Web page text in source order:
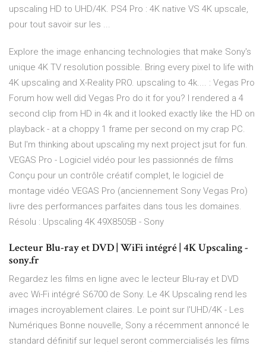
upscaling HD to UHD/4K. PS4 Pro : 4K native VS 4K upscale,
pour tout savoir sur les ...
Explore the image enhancing technologies that make Sony's
unique 4K TV resolution possible. Bring every pixel to life with
4K upscaling and X-Reality PRO. upscaling to 4k.... : Vegas Pro
Forum how well did Vegas Pro do it for you? I rendered a 4
second clip from HD in 4k and it looked exactly like the HD on
playback - at a choppy 1 frame per second on my crap PC.
But I'm thinking about upscaling my next project jsut for fun.
VEGAS Pro - Logiciel vidéo pour les passionnés de films
Conçu pour un contrôle créatif complet, le logiciel de
montage vidéo VEGAS Pro (anciennement Sony Vegas Pro)
livre des performances parfaites dans tous les domaines.
Résolu : Upscaling 4K 49X8505B - Sony
Lecteur Blu-ray et DVD | WiFi intégré | 4K Upscaling -
sony.fr
Regardez les films en ligne avec le lecteur Blu-ray et DVD
avec Wi-Fi intégré S6700 de Sony. Le 4K Upscaling rend les
images incroyablement claires. Le point sur l'UHD/4K - Les
Numériques Bonne nouvelle, Sony a récemment annoncé le
standard définitif sur lequel seront commercialisés les films